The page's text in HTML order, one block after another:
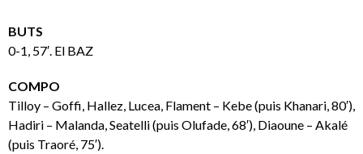
BUTS
0-1, 57′. El BAZ
COMPO
Tilloy – Goffi, Hallez, Lucea, Flament – Kebe (puis Khanari, 80′),
Hadiri – Malanda, Seatelli (puis Olufade, 68′), Diaoune – Akalé
(puis Traoré, 75′).